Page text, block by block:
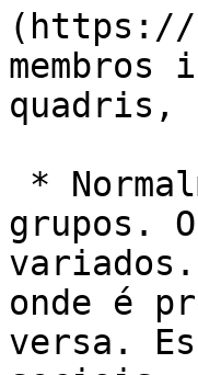
(https://
quadris,
grupos.
onde é
versa.